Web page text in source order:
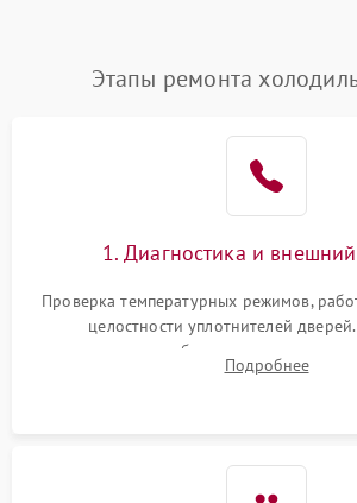
Этапы ремонта
1. Диагностика и
Проверка температурных режимов,
целостности уплотнителей
сопротивления обмоток мотора,
считывание кодов ошибок с
Подробнее